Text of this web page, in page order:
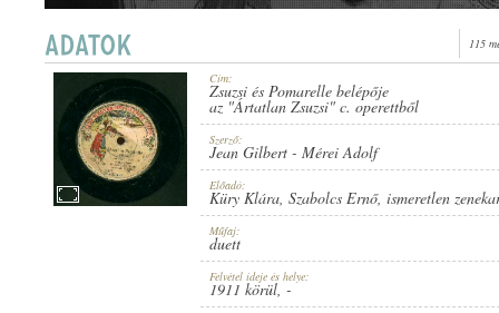
ERSCHEINUNGSJAHR: 1911 KÖRÜL
ELSŐ MAGYAR HANGLEMEZ GYÁR
115
Cím:
Zsuzsi és Pomarelle belépője
az "Ártatlan Zsuzsi" c. operettből
Szerző:
Jean Gilbert - Mérei Adolf
Előadó:
Küry Klára, Szabolcs Ernő, ismeretlen
Műfaj:
duett
Felvétel ideje és helye:
1911 körül, -